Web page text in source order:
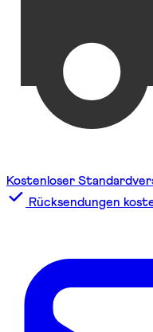
Kostenloser
Rücksendungen